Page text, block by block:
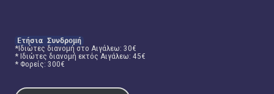
Ετήσια Συνδρομή
*Ιδιώτες διανομή στο Αιγάλεω: 30€
* Ιδιώτες διανομή εκτός Αιγάλεω: 45€
* Φορείς: 300€